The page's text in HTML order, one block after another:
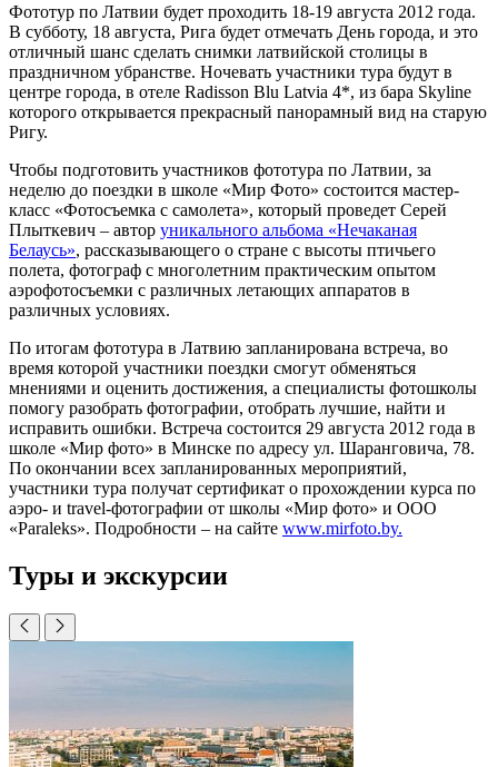
Фототур по Латвии будет проходить 18-19 августа 2012 года.
В субботу, 18 августа, Рига будет отмечать День города, и это
отличный шанс сделать снимки латвийской столицы в
праздничном убранстве. Ночевать участники тура будут в
центре города, в отеле Radisson Blu Latvia 4*, из бара Skyline
которого открывается прекрасный панорамный вид на старую
Ригу.
Чтобы подготовить участников фототура по Латвии, за
неделю до поездки в школе «Мир Фото» состоится мастер-
класс «Фотосъемка с самолета», который проведет Серей
Плыткевич – автор уникального альбома «Нечаканая
Белаусь», рассказывающего о стране с высоты птичьего
полета, фотограф с многолетним практическим опытом
аэрофотосъемки с различных летающих аппаратов в
различных условиях.
По итогам фототура в Латвию запланирована встреча, во
время которой участники поездки смогут обменяться
мнениями и оценить достижения, а специалисты фотошколы
помогу разобрать фотографии, отобрать лучшие, найти и
исправить ошибки. Встреча состоится 29 августа 2012 года в
школе «Мир фото» в Минске по адресу ул. Шаранговича, 78.
По окончании всех запланированных мероприятий,
участники тура получат сертификат о прохождении курса по
аэро- и travel-фотографии от школы «Мир фото» и ООО
«Paraleks». Подробности – на сайте www.mirfoto.by.
Туры и экскурсии